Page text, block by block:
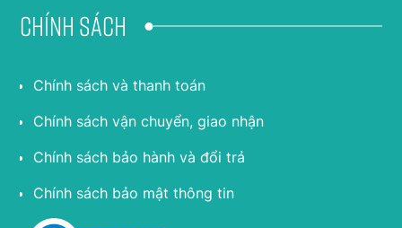
Chính sách
Chính sách và thanh toán
Chính sách vận chuyển, giao nhận
Chính sách bảo hành và đổi trả
Chính sách bảo mật thông tin